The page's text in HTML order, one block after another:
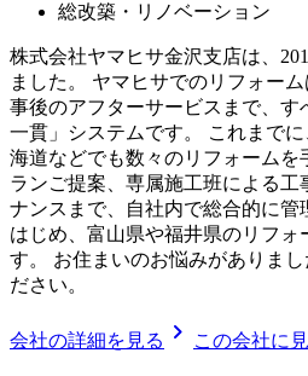
総改築・リノベーション
株式会社ヤマヒサ金沢支店は、
ました。 ヤマヒサでのリフォー
事後のアフターサービスまで、
一貫」システムです。 これまで
海道などでも数々のリフォーム
ランご提案、専属施工班による
ナンスまで、自社内で総合的に管
はじめ、富山県や福井県のリフォ
す。 お住まいのお悩みがありま
ださい。
会社の詳細を見る chevron_right この会社に